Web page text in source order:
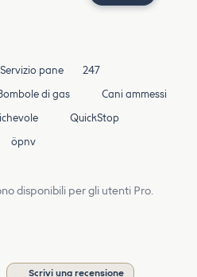
Servizio pane
247
di gas
Cani ammessi
QuickStop
öpnv
disponibili per gli utenti Pro.
Scrivi una recensione